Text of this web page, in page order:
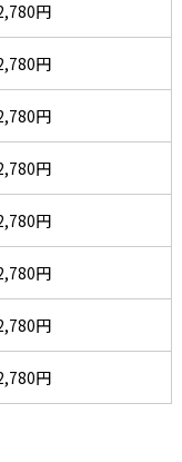
円
円
円
円
円
円
円
円